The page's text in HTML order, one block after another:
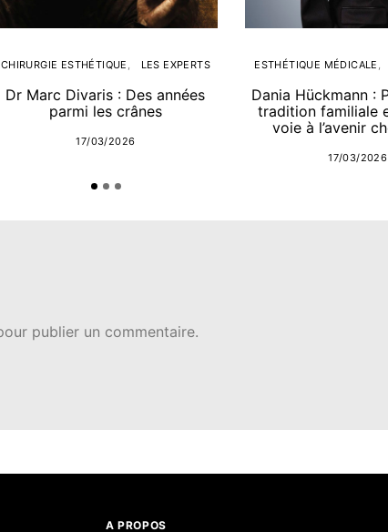
CHIRURGIE ESTHÉTIQUE LES EXPERTS
Dr Marc Divaris : Des années
parmi les crânes
17/03/2026
ESTHÉTIQUE MÉDICALE
Dania Hückmann :
tradition familiale
voie à l’avenir
17/03/2026
publier un commentaire.
A PROPOS